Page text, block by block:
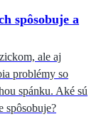
spôsobuje a
ale aj
problémy so
spánku. Aké sú
spôsobuje?